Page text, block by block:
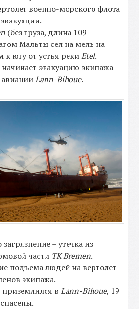
военно-морского флота
(без груза, длина 109
Мальты сел на мель на
к югу от устья рекиEtel.
эвакуацию экипажа
авиацииLann-Bihouе.
– утечка из
части TK Bremen.
подъема людей на вертолет
экипажа.
приземлился вLann-Bihouе, 19